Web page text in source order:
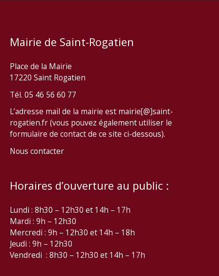
Mairie de Saint-Rogatien
Place de la Mairie
17220 Saint Rogatien
Tél. 05 46 56 60 77
L’adresse mail de la mairie est mairie[@]saint-
rogatien.fr (vous pouvez également utiliser le
formulaire de contact de ce site ci-dessous).
Nous contacter
Horaires d’ouverture au public :
Lundi : 8h30 – 12h30 et 14h – 17h
Mardi : 9h – 12h30
Mercredi : 9h – 12h30 et 14h – 18h
Jeudi : 9h – 12h30
Vendredi : 8h30 – 12h30 et 14h – 17h